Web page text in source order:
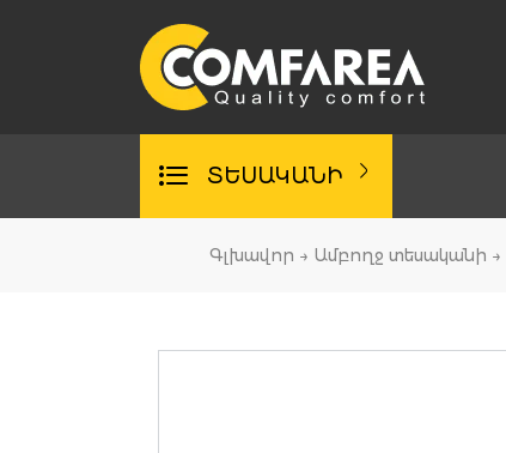
ՏԵՍԱԿԱՆԻ
Գլխավոր → Ամբողջ տեսականի →